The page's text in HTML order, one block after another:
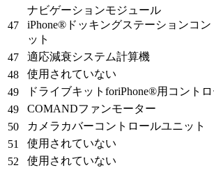
47
ナビゲーションモジュール
iPhone®ドッキングステーションコ
ット
47 適応減衰システム計算機
48
使用されていない
49
ドライブキットforiPhone®用コント
49
COMANDファンモーター
50
カメラカバーコントロールユニット
51
使用されていない
52
使用されていない